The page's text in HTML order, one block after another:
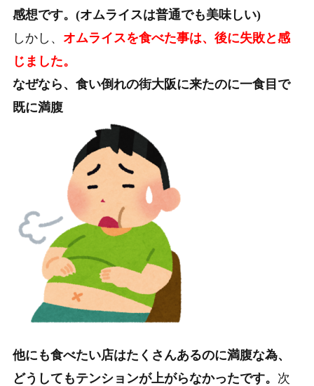
感想です。(オムライスは普通でも美味しい)
しかし、 オムライスを食べた事は、後に失敗と感
じました。
なぜなら、 食い倒れの街大阪に来たのに一食目で
既に満腹
他にも食べたい店はたくさんあるのに満腹な為、
どうしてもテンションが上がらなかったです。 次